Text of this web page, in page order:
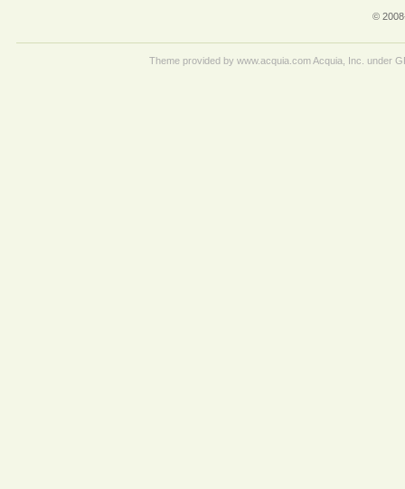
©
Theme provided by www.acquia.com Acquia, Inc. under